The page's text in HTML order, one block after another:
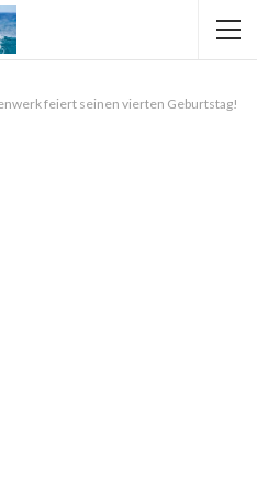
feiert seinen vierten Geburtstag!